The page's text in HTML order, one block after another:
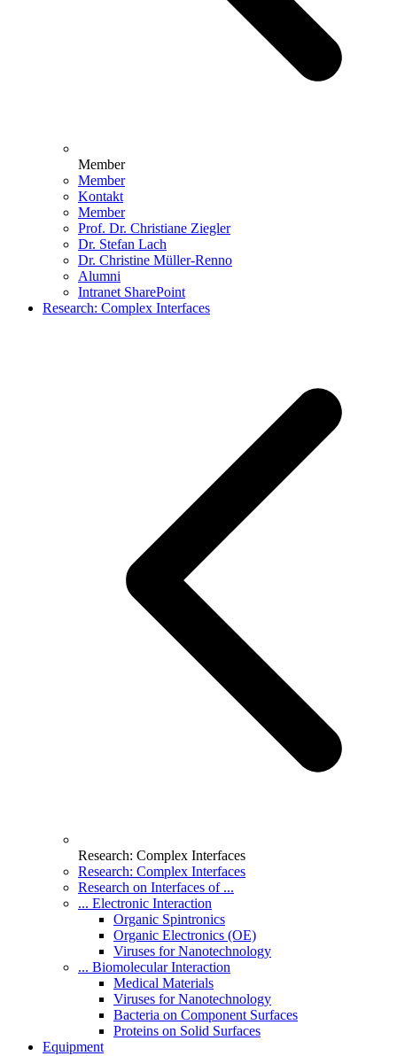
Member
Member
Kontakt
Member
Prof. Dr. Christiane Ziegler
Dr. Stefan Lach
Dr. Christine Müller-Renno
Alumni
Intranet SharePoint
Research: Complex Interfaces
Research: Complex Interfaces
Research: Complex Interfaces
Research on Interfaces of ...
... Electronic Interaction
Organic Spintronics
Organic Electronics (OE)
Viruses for Nanotechnology
... Biomolecular Interaction
Medical Materials
Viruses for Nanotechnology
Bacteria on Component Surfaces
Proteins on Solid Surfaces
Equipment